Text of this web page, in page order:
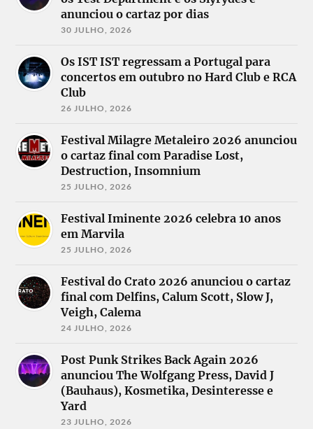
anunciou o cartaz por dias
30 JULHO, 2026
Os IST IST regressam a Portugal para
concertos em outubro no Hard Club e RCA
Club
26 JULHO, 2026
Festival Milagre Metaleiro 2026 anunciou
o cartaz final com Paradise Lost,
Destruction, Insomnium
25 JULHO, 2026
Festival Iminente 2026 celebra 10 anos
em Marvila
25 JULHO, 2026
Festival do Crato 2026 anunciou o cartaz
final com Delfins, Calum Scott, Slow J,
Veigh, Calema
24 JULHO, 2026
Post Punk Strikes Back Again 2026
anunciou The Wolfgang Press, David J
(Bauhaus), Kosmetika, Desinteresse e
Yard
23 JULHO, 2026